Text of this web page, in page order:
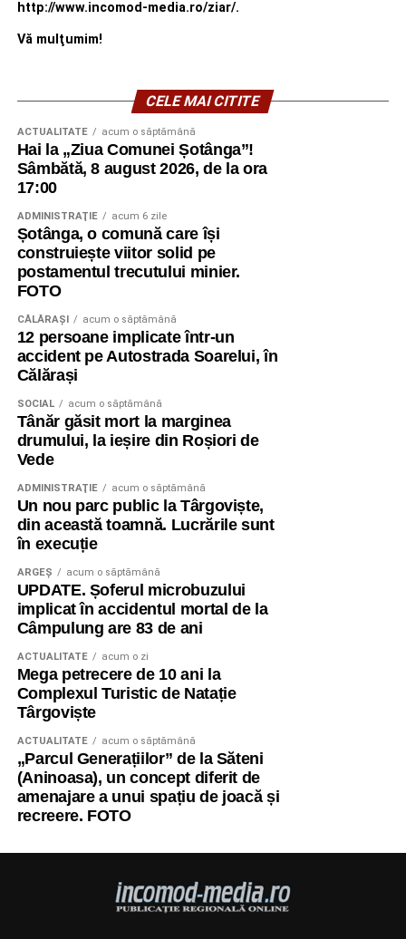
http://www.incomod-media.ro/ziar/.
Vă mulţumim!
CELE MAI CITITE
ACTUALITATE acum o săptămână
Hai la „Ziua Comunei Șotânga”!
Sâmbătă, 8 august 2026, de la ora
17:00
ADMINISTRAŢIE acum 6 zile
Șotânga, o comună care își
construiește viitor solid pe
postamentul trecutului minier.
FOTO
CĂLĂRAŞI acum o săptămână
12 persoane implicate într-un
accident pe Autostrada Soarelui, în
Călărași
SOCIAL acum o săptămână
Tânăr găsit mort la marginea
drumului, la ieșire din Roșiori de
Vede
ADMINISTRAŢIE acum o săptămână
Un nou parc public la Târgoviște,
din această toamnă. Lucrările sunt
în execuție
ARGEȘ acum o săptămână
UPDATE. Șoferul microbuzului
implicat în accidentul mortal de la
Câmpulung are 83 de ani
ACTUALITATE acum o zi
Mega petrecere de 10 ani la
Complexul Turistic de Natație
Târgoviște
ACTUALITATE acum o săptămână
„Parcul Generațiilor” de la Săteni
(Aninoasa), un concept diferit de
amenajare a unui spațiu de joacă și
recreere. FOTO